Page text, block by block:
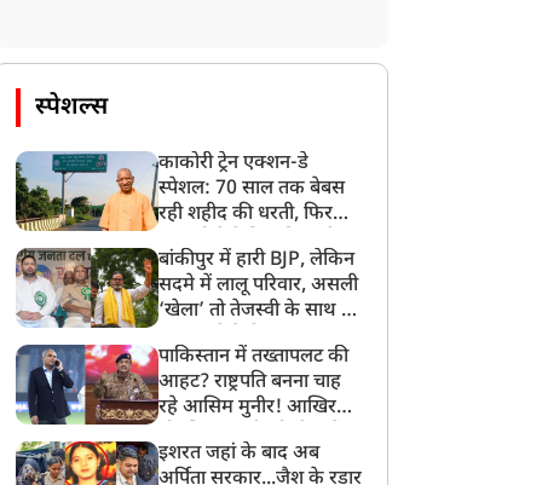
से सस्ता होगा खाना
बनाना, नहीं बदलना पड़ेगा
यात्रियों के लिए अलर्ट, बदल
स्पेशल्स
काकोरी ट्रेन एक्शन-डे
स्पेशल: 70 साल तक बेबस
रही शहीद की धरती, फिर
पीढ़ियों का दर्द
बांकीपुर में हारी BJP, लेकिन
सदमे में लालू परिवार, असली
‘खेला’ तो तेजस्वी के साथ हो
पाकिस्तान में तख्तापलट की
आहट? राष्ट्रपति बनना चाह
रहे आसिम मुनीर! आखिर
बनाया मोहरा?
इशरत जहां के बाद अब
अर्पिता सरकार...जैश के रडार